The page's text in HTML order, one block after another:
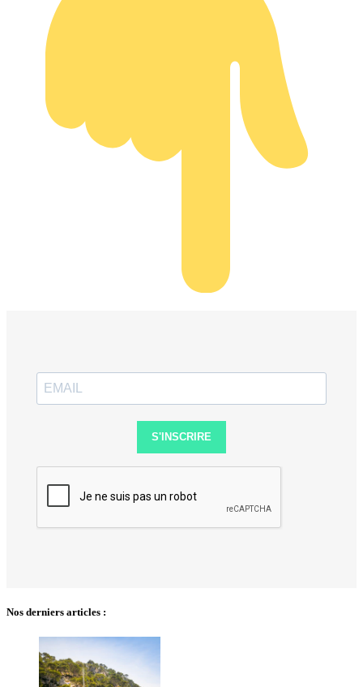
S'INSCRIRE
Nos derniers articles :